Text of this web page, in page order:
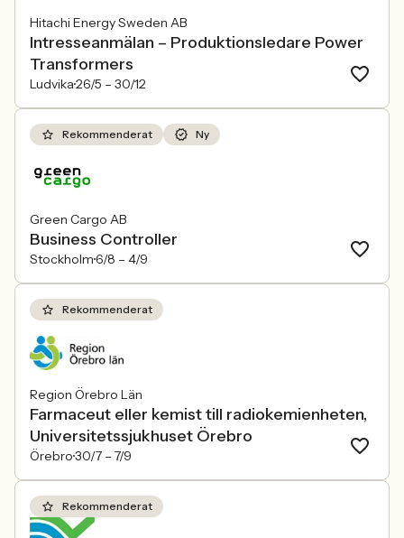
Hitachi Energy Sweden AB
Intresseanmälan – Produktionsledare Power
Transformers
Ludvika26/5 – 30/12
Rekommenderat Ny
Green Cargo AB
Business Controller
Stockholm6/8 – 4/9
Rekommenderat
Region Örebro Län
Farmaceut eller kemist till radiokemienheten,
Universitetssjukhuset Örebro
Örebro30/7 – 7/9
Rekommenderat